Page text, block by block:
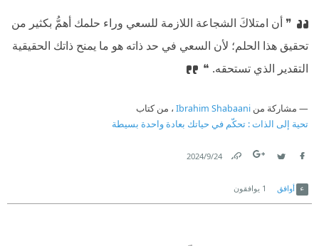
❞ أن امتلاكَ الشجاعة اللازمة للسعي وراء حلمك أهمُّ بكثير من
تحقيق هذا الحلم؛ لأن السعي في حد ذاته هو ما يمنح ذاتك الحقيقية
التقدير الذي تستحقه. ❝
مشاركة من Ibrahim Shabaani ، من كتاب
تحية إلى الذات : تحكّم في حياتك بعادة واحدة بسيطة
24‏/9‏/2024
أوافق 1 يوافقون